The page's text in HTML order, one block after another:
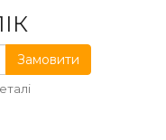
Замовити